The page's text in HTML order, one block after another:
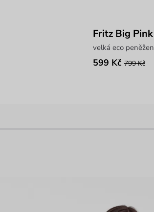
Fritz Big Pink
velká eco
599 Kč 799 Kč